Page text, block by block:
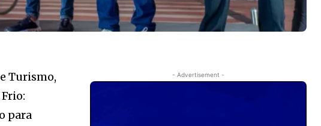
Turismo,
para
- Advertisement -